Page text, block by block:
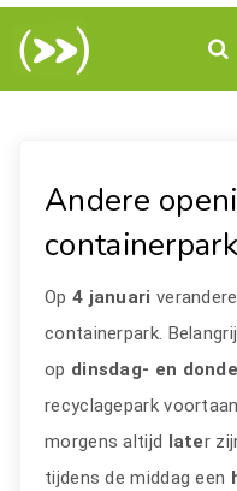
Andere
containerpark
Op 4 januari
containerpark.
op dinsdag- en
recyclagepark
morgens altijd later
tijdens de middag een